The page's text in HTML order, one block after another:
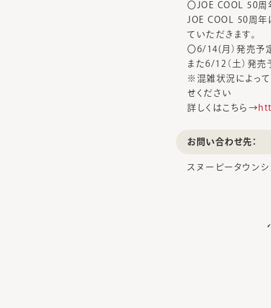
〇JOE COOL 50周
JOE COOL 50周年
ていただきます。
〇6/14(月）発売予
また6/12（土）発
※混雑状況によって
せください
詳しくはこちら→
お問い合わせ先：
スヌーピータウン